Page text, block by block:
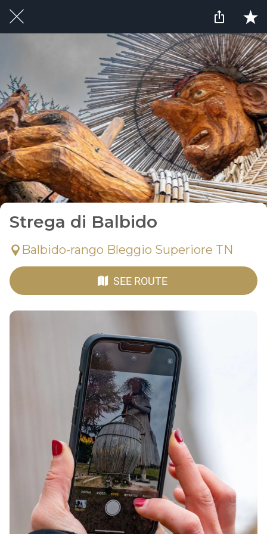
Strega di Balbido
Balbido-rango Bleggio Superiore TN
SEE ROUTE